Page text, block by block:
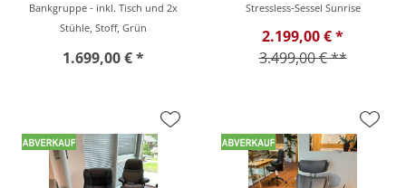
Bankgruppe - inkl. Tisch und 2x
Stühle, Stoff, Grün
1.699,00 € *
Stressless-Sessel Sunrise
2.199,00 € *
3.499,00 € **